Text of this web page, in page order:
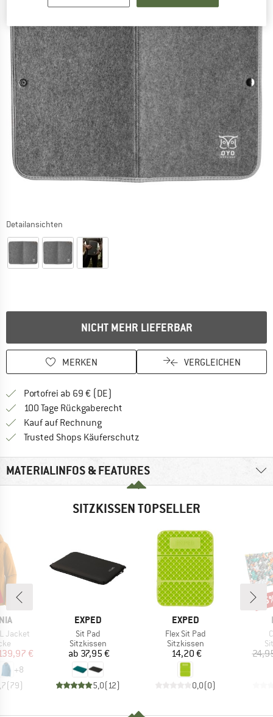
Detailansichten
NICHT MEHR LIEFERBAR
MERKEN VERGLEICHEN
Portofrei ab 69 € (DE)
100 Tage Rückgaberecht
Kauf auf RechnungFinde die Zahlungs-Infos hier! Öffnet
Trusted Shops Käuferschutz
MATERIALINFOS & FEATURES
SITZKISSEN TOPSELLER
Jacket
Preis
€
+8
(79)
MARKE
EXPED
Artikel
Sit Pad
Produktgruppe
Sitzkissen
Preis
ab 37,95 €
5,0(12)
MARKE
EXPED
Artikel
Flex Sit Pad
Produktgruppe
Sitzkissen
Preis
14,20 €
0,0(0)